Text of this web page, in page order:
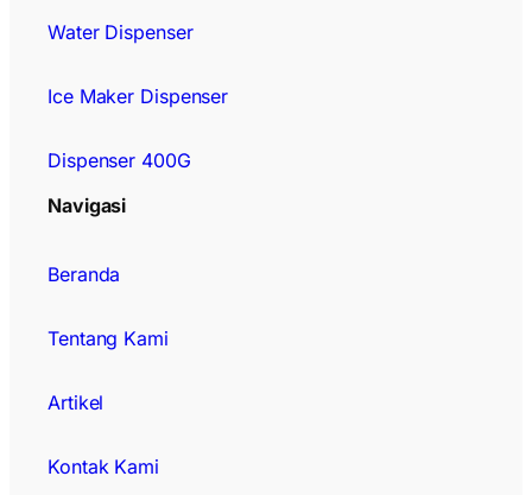
Water Dispenser
Ice Maker Dispenser
Dispenser 400G
Navigasi
Beranda
Tentang Kami
Artikel
Kontak Kami